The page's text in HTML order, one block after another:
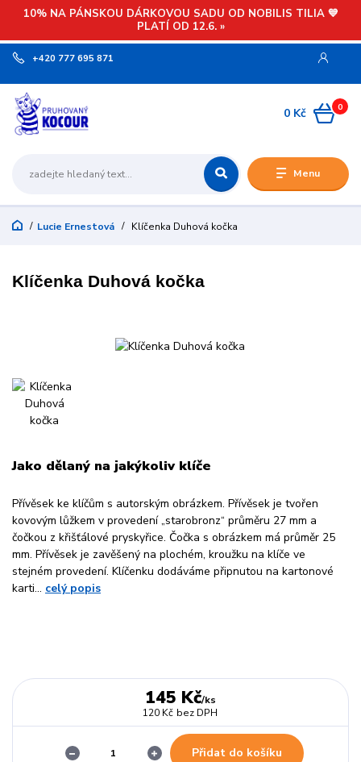
10% NA PÁNSKOU DÁRKOVOU SADU OD NOBILIS TILIA 💙
PLATÍ OD 12.6. »
Menu
+420 777 695 871
0
0 Kč
Lucie Ernestová Klíčenka Duhová kočka
Klíčenka Duhová kočka
Jako dělaný na jakýkoliv klíče
Přívěsek ke klíčům s autorským obrázkem. Přívěsek je tvořen
kovovým lůžkem v provedení „starobronz“ průměru 27 mm a
čočkou z křišťálové pryskyřice. Čočka s obrázkem má průměr 25
mm. Přívěsek je zavěšený na plochém, kroužku na klíče ve
stejném provedení. Klíčenku dodáváme připnutou na kartonové
karti... celý popis
145 Kč/ks
120 Kč bez DPH
Přidat do košíku